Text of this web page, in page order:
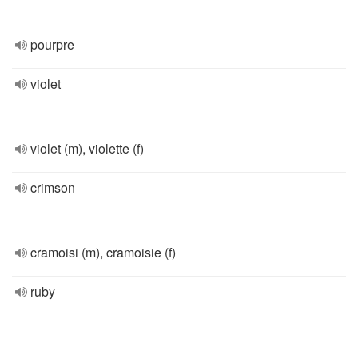
pourpre
violet
violet (m), violette (f)
crimson
cramoisi (m), cramoisie (f)
ruby